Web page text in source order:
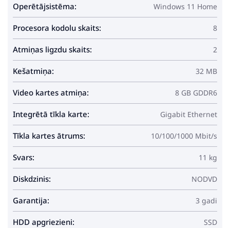
Operētājsistēma: Windows 11 Home
Procesora kodolu skaits: 8
Atmiņas ligzdu skaits: 2
Kešatmiņa: 32 MB
Video kartes atmiņa: 8 GB GDDR6
Integrētā tīkla karte: Gigabit Ethernet
Tīkla kartes ātrums: 10/100/1000 Mbit/s
Svars: 11 kg
Diskdzinis: NODVD
Garantija: 3 gadi
HDD apgriezieni: SSD